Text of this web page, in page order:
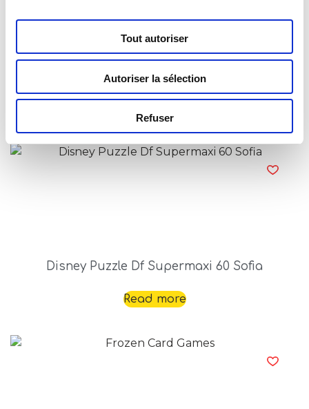
Tout autoriser
Autoriser la sélection
Refuser
Disney Puzzle Df Supermaxi 60 Snow White
Disney Puzzle Df Supermaxi 60 Sofia
Read more